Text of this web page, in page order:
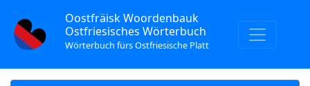
Oostfräisk Woordenbauk
Ostfriesisches Wörterbuch
Wörterbuch fürs Ostfriesische Platt